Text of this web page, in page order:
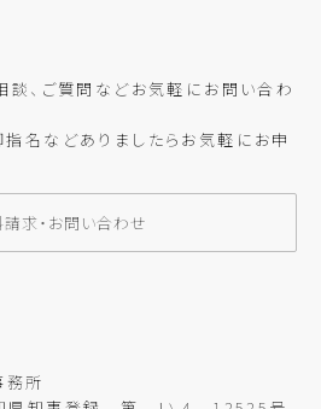
談、ご質問などお気軽にお問い合わ
名などありましたらお気軽にお申
求・お問い合わせ
所